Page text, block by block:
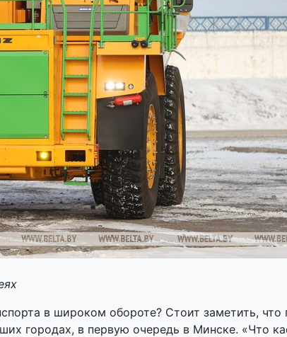
в широком обороте? Стоит заметить, что
городах, в первую очередь в Минске. «Что